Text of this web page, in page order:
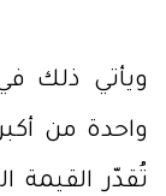
ويأتي ذلك
واحدة من